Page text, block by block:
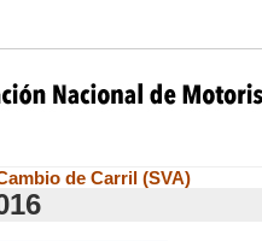
de Carril (SVA)